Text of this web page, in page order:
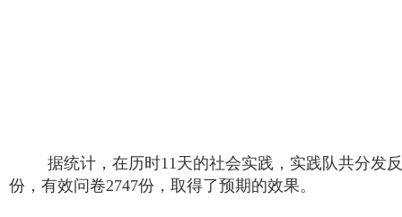
据统计，在历时11 天的社会实践，实践队共分发
份，有效问卷2747份，取得了预期的效果。